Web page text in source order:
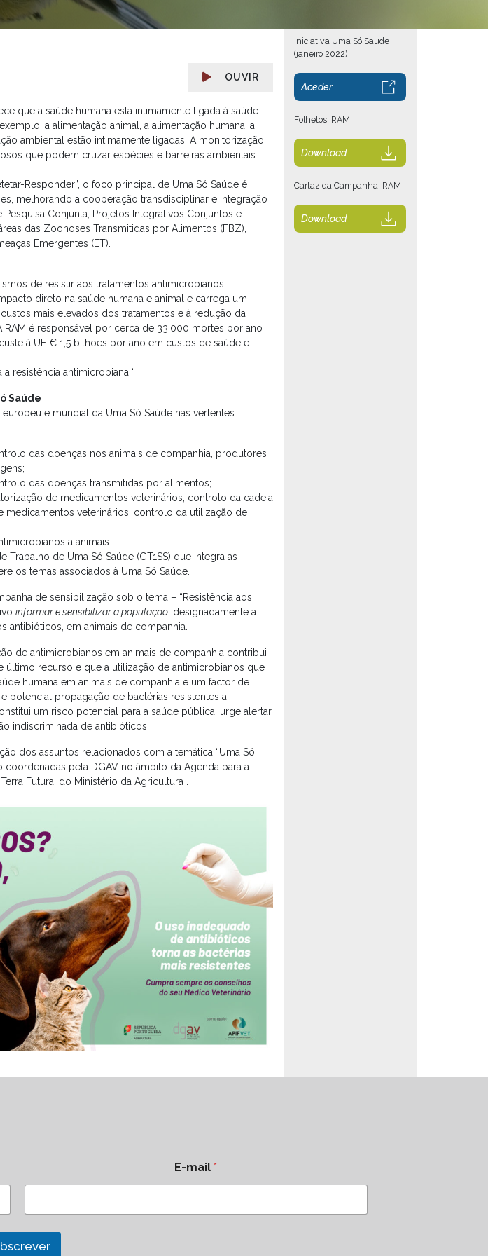
OUVIR
que a saúde humana está intimamente ligada à saúde
a alimentação animal, a alimentação humana, a
ambiental estão intimamente ligadas. A monitorização,
que podem cruzar espécies e barreiras ambientais
Responder”, o foco principal de Uma Só Saúde é
melhorando a cooperação transdisciplinar e integração
Conjunta, Projetos Integrativos Conjuntos e
das Zoonoses Transmitidas por Alimentos (FBZ),
Emergentes (ET).
de resistir aos tratamentos antimicrobianos,
direto na saúde humana e animal e carrega um
mais elevados dos tratamentos e à redução da
RAM é responsável por cerca de 33.000 mortes por ano
à UE € 1,5 bilhões por ano em custos de saúde e
resistência antimicrobiana “
Saúde
e mundial da Uma Só Saúde nas vertentes
das doenças nos animais de companhia, produtores
das doenças transmitidas por alimentos;
de medicamentos veterinários, controlo da cadeia
medicamentos veterinários, controlo da utilização de
a animais.
Trabalho de Uma Só Saúde (GT1SS) que integra as
os temas associados à Uma Só Saúde.
de sensibilização sob o tema – “Resistência aos
informar e sensibilizar a população , designadamente a
antibióticos, em animais de companhia.
de antimicrobianos em animais de companhia contribui
último recurso e que a utilização de antimicrobianos que
humana em animais de companhia é um factor de
potencial propagação de bactérias resistentes a
um risco potencial para a saúde pública, urge alertar
indiscriminada de antibióticos.
dos assuntos relacionados com a temática “Uma Só
coordenadas pela DGAV no âmbito da Agenda para a
Futura, do Ministério da Agricultura .
Iniciativa Uma Só Saude
(janeiro 2022)
Aceder
Folhetos_RAM
Download
Cartaz da Campanha_RAM
Download
E-mail*